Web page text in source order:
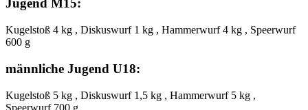
Jugend M15:
Kugelstoß 4 kg , Diskuswurf 1 kg , Hammerwurf 4 kg , Speerwurf
600 g
männliche Jugend U18:
Kugelstoß 5 kg , Diskuswurf 1,5 kg , Hammerwurf 5 kg ,
Speerwurf 700 g